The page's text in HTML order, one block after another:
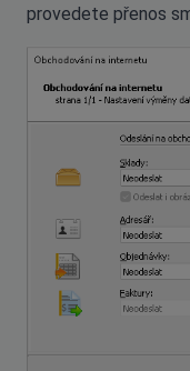
provedete přenos